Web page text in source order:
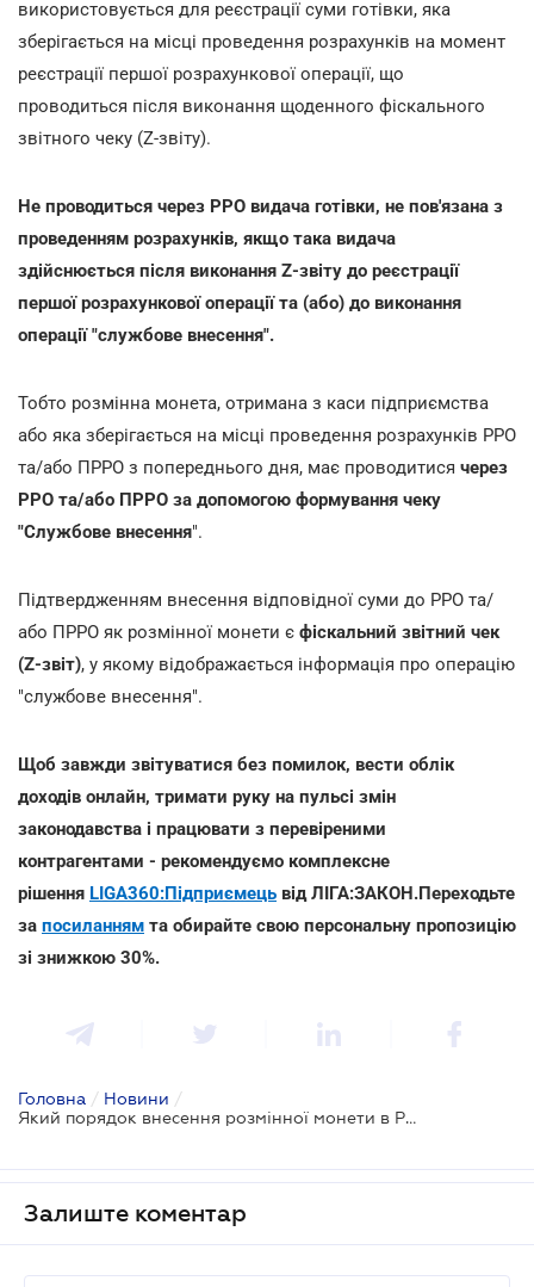
використовується для реєстрації суми готівки, яка
зберігається на місці проведення розрахунків на момент
реєстрації першої розрахункової операції, що
проводиться після виконання щоденного фіскального
звітного чеку (Z-звіту).
Не проводиться через РРО видача готівки, не пов'язана з
проведенням розрахунків, якщо така видача
здійснюється після виконання Z-звіту до реєстрації
першої розрахункової операції та (або) до виконання
операції "службове внесення".
Тобто розмінна монета, отримана з каси підприємства
або яка зберігається на місці проведення розрахунків РРО
та/або ПРРО з попереднього дня, має проводитися через
РРО та/або ПРРО за допомогою формування чеку
"Службове внесення".
Підтвердженням внесення відповідної суми до РРО та/
або ПРРО як розмінної монети є фіскальний звітний чек
(Z-звіт), у якому відображається інформація про операцію
"службове внесення".
Щоб завжди звітуватися без помилок, вести облік
доходів онлайн, тримати руку на пульсі змін
законодавства і працювати з перевіреними
контрагентами - рекомендуємо комплексне
рішення LIGA360:Підприємець від ЛІГА:ЗАКОН.Переходьте
за посиланням та обирайте свою персональну пропозицію
зі знижкою 30%.
Головна / Новини /
Який порядок внесення розмінної монети в РРО або ПРРО?
Залиште коментар